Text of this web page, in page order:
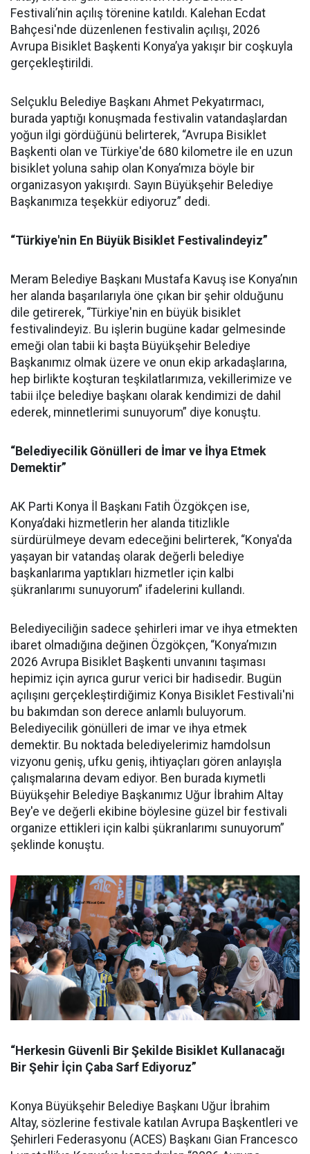
Festivali’nin açılış törenine katıldı. Kalehan Ecdat
Bahçesi'nde düzenlenen festivalin açılışı, 2026
Avrupa Bisiklet Başkenti Konya’ya yakışır bir coşkuyla
gerçekleştirildi.
Selçuklu Belediye Başkanı Ahmet Pekyatırmacı,
burada yaptığı konuşmada festivalin vatandaşlardan
yoğun ilgi gördüğünü belirterek, “Avrupa Bisiklet
Başkenti olan ve Türkiye'de 680 kilometre ile en uzun
bisiklet yoluna sahip olan Konya’mıza böyle bir
organizasyon yakışırdı. Sayın Büyükşehir Belediye
Başkanımıza teşekkür ediyoruz” dedi.
“Türkiye'nin En Büyük Bisiklet Festivalindeyiz”
Meram Belediye Başkanı Mustafa Kavuş ise Konya’nın
her alanda başarılarıyla öne çıkan bir şehir olduğunu
dile getirerek, “Türkiye'nin en büyük bisiklet
festivalindeyiz. Bu işlerin bugüne kadar gelmesinde
emeği olan tabii ki başta Büyükşehir Belediye
Başkanımız olmak üzere ve onun ekip arkadaşlarına,
hep birlikte koşturan teşkilatlarımıza, vekillerimize ve
tabii ilçe belediye başkanı olarak kendimizi de dahil
ederek, minnetlerimi sunuyorum” diye konuştu.
“Belediyecilik Gönülleri de İmar ve İhya Etmek
Demektir”
AK Parti Konya İl Başkanı Fatih Özgökçen ise,
Konya’daki hizmetlerin her alanda titizlikle
sürdürülmeye devam edeceğini belirterek, “Konya'da
yaşayan bir vatandaş olarak değerli belediye
başkanlarıma yaptıkları hizmetler için kalbi
şükranlarımı sunuyorum” ifadelerini kullandı.
Belediyeciliğin sadece şehirleri imar ve ihya etmekten
ibaret olmadığına değinen Özgökçen, “Konya’mızın
2026 Avrupa Bisiklet Başkenti unvanını taşıması
hepimiz için ayrıca gurur verici bir hadisedir. Bugün
açılışını gerçekleştirdiğimiz Konya Bisiklet Festivali'ni
bu bakımdan son derece anlamlı buluyorum.
Belediyecilik gönülleri de imar ve ihya etmek
demektir. Bu noktada belediyelerimiz hamdolsun
vizyonu geniş, ufku geniş, ihtiyaçları gören anlayışla
çalışmalarına devam ediyor. Ben burada kıymetli
Büyükşehir Belediye Başkanımız Uğur İbrahim Altay
Bey'e ve değerli ekibine böylesine güzel bir festivali
organize ettikleri için kalbi şükranlarımı sunuyorum”
şeklinde konuştu.
“Herkesin Güvenli Bir Şekilde Bisiklet Kullanacağı
Bir Şehir İçin Çaba Sarf Ediyoruz”
Konya Büyükşehir Belediye Başkanı Uğur İbrahim
Altay, sözlerine festivale katılan Avrupa Başkentleri ve
Şehirleri Federasyonu (ACES) Başkanı Gian Francesco